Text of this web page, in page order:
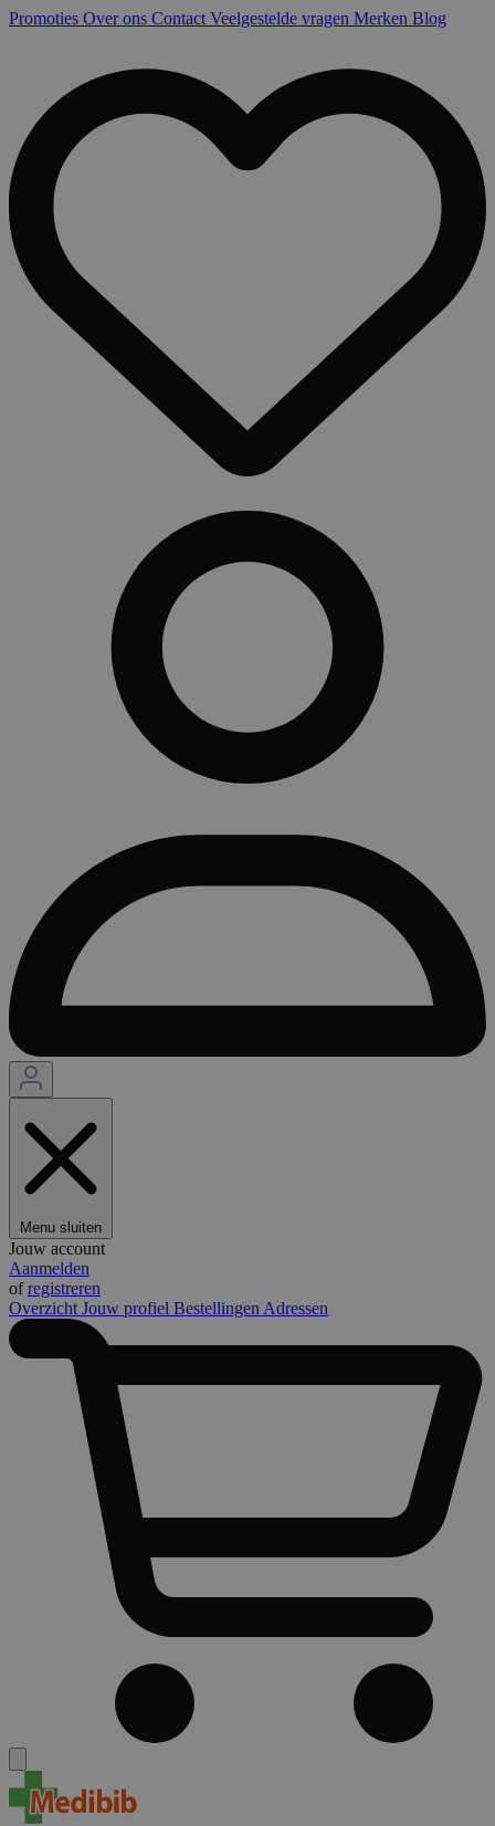
Promoties Over ons Contact Veelgestelde vragen Merken Blog
Menu sluiten
Jouw account
Aanmelden
ofregistreren
Overzicht Jouw profiel Bestellingen Adressen